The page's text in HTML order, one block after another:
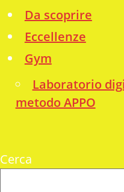
Da scoprire
Eccellenze
Gym
Laboratorio
metodo APPO
Cerca